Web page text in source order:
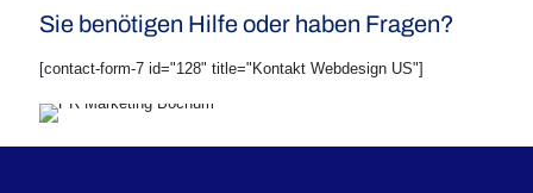
Sie benötigen Hilfe oder haben Fragen?
[contact-form-7 id="128" title="Kontakt Webdesign US"]